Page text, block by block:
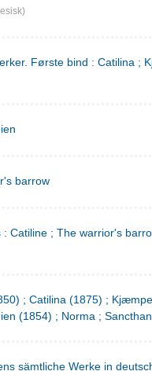
Første bind : Catilina ;
barrow
: Catiline ; The warrior's
; Catilina (1875) ;
(1854) ; Norma ;
sämtliche Werke in